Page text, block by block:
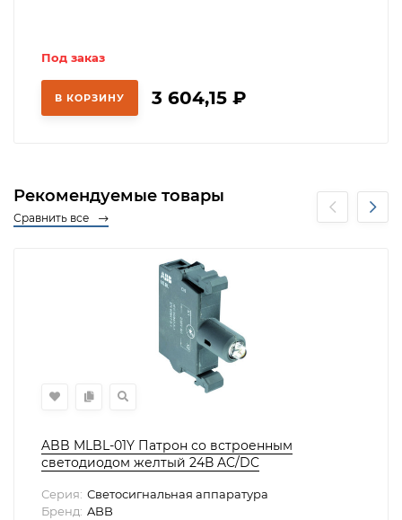
Под заказ
В КОРЗИНУ 3 604,15 ₽
Рекомендуемые товары
Сравнить все
ABB MLBL-01Y Патрон со встроенным
светодиодом желтый 24В AC/DC
Серия: Светосигнальная аппаратура
Бренд: ABB